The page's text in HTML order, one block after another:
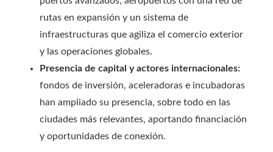
rutas en expansión y un sistema de
infraestructuras que agiliza el comercio exterior
y las operaciones globales.
Presencia de capital y actores internacionales:
fondos de inversión, aceleradoras e incubadoras
han ampliado su presencia, sobre todo en las
ciudades más relevantes, aportando financiación
y oportunidades de conexión.